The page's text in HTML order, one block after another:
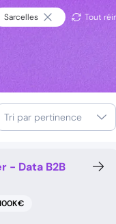
Sarcelles Tout
Tri par pertinence
- Data B2B